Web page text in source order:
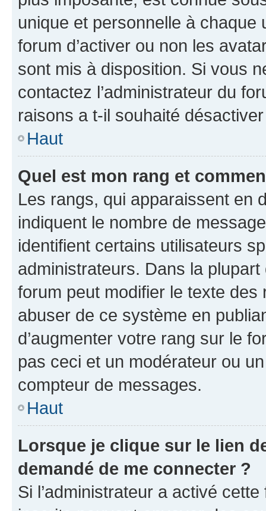
unique et personnelle à chaque
forum d’activer ou non les
sont mis à disposition. Si vous
contactez l’administrateur du
raisons a t-il souhaité
Haut
Quel est mon rang et
Les rangs, qui apparaissent en
indiquent le nombre de
identifient certains utilisateurs
administrateurs. Dans la
forum peut modifier le texte
abuser de ce système en
d’augmenter votre rang sur le
pas ceci et un modérateur ou
compteur de messages.
Haut
Lorsque je clique sur le lien
demandé de me connecter ?
Si l’administrateur a activé